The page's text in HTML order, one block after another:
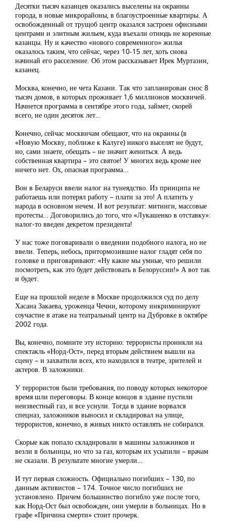
Десятки тысяч казанцев оказались выселены на окраины
города, в новые микрорайоны, в благоустроенные квартиры. А
освобожденный от трущоб центр оказался застроен офисными
центрами и элитным жильем, куда въехали отнюдь не коренные
казанцы. Ну и качество «нового современного» жилья
оказалось таким, что сейчас, через 10-15 лет, хоть снова
начинай его расселение. Об этом рассказывает Ирек Муртазин,
казанец.
Москва, конечно, не чета Казани. Так что запланирован снос 8
тысяч домов, в которых проживает 1,6 миллионов москвичей.
Начнется программа в сентябре этого года, займет, скорей
всего, не один десяток лет…
Конечно, сейчас москвичам обещают, что на окраины (в
«Новую Москву, поближе к Калуге) никого выселят не будут,
но, сами знаете, обещать – не значит жениться. А ведь
собственная квартира – это святое! У многих ведь кроме нее
ничего нет. Ох, опасная программа…
Вон в Беларуси ввели налог на тунеядство. Из принципа не
работаешь или потерял работу – плати за это! А платить у
народа в основном нечем. И вот результат: митинги, массовые
протесты… Договорились до того, что «Лукашенко в отставку»:
налог-то введен декретом президента!
У нас тоже поговаривали о введении подобного налога, но не
ввели. Теперь, небось, притормозившие налог гладят себя по
головке и приговаривают: «Ну какие мы умные, что решили
посмотреть, как это будет действовать в Белоруссии!» А вот так
и будет.
Еще на прошлой неделе в Москве продолжился суд по делу
Хасана Закаева, уроженца Чечни, которому инкриминируют
соучастие в атаке на театральный центр на Дубровке в октябре
2002 года.
Вы, конечно, помните эту историю: террористы проникли на
спектакль «Норд-Ост», перед вторым действием вышли на
сцену – и захватили всех, кто находился в театре, зрителей и
актеров. В заложники.
У террористов были требования, по поводу которых некоторое
время шли переговоры. В конце концов в здание пустили
неизвестный газ, и все уснули. Тогда в здание ворвался
спецназ, заложников выносил и складировал на улице,
террористов, конечно, в живых никто оставлять не собирался.
Скорые как попало складировали в машины заложников и
везли в больницы, но что за газ, которым их усыпили – врачам
не сказали. В результате многие умерли…
И тут первая сложность. Официально погибших – 130, по
данным активистов – 174. Точное число погибших не
установлено. Причем большинство погибло уже после того,
как Норд-Ост был освобожден, они умерли в больницах. Но в
графе «Причина смерти» стоит прочерк.